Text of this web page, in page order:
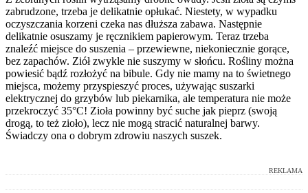
zabrudzone, trzeba je delikatnie opłukać. Niestety, w wypadku
oczyszczania korzeni czeka nas dłuższa zabawa. Następnie
delikatnie osuszamy je ręcznikiem papierowym. Teraz trzeba
znaleźć miejsce do suszenia – przewiewne, niekoniecznie gorące,
bez zapachów. Ziół zwykle nie suszymy w słońcu. Rośliny można
powiesić bądź rozłożyć na bibule. Gdy nie mamy na to świetnego
miejsca, możemy przyspieszyć proces, używając suszarki
elektrycznej do grzybów lub piekarnika, ale temperatura nie może
przekroczyć 35°C! Zioła powinny być suche jak pieprz (swoją
drogą, to też zioło), lecz nie mogą stracić naturalnej barwy.
Świadczy ona o dobrym zdrowiu naszych suszek.
REKLAMA